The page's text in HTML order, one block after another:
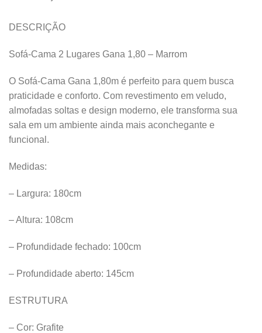
DESCRIÇÃO
Sofá-Cama 2 Lugares Gana 1,80 – Marrom
O Sofá-Cama Gana 1,80m é perfeito para quem busca
praticidade e conforto. Com revestimento em veludo,
almofadas soltas e design moderno, ele transforma sua
sala em um ambiente ainda mais aconchegante e
funcional.
Medidas:
– Largura: 180cm
– Altura: 108cm
– Profundidade fechado: 100cm
– Profundidade aberto: 145cm
ESTRUTURA
– Cor: Grafite